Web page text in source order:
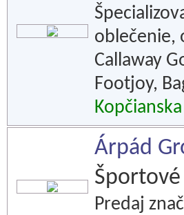
oblečenie,
Callaway
Footjoy,
Árpád
Predaj